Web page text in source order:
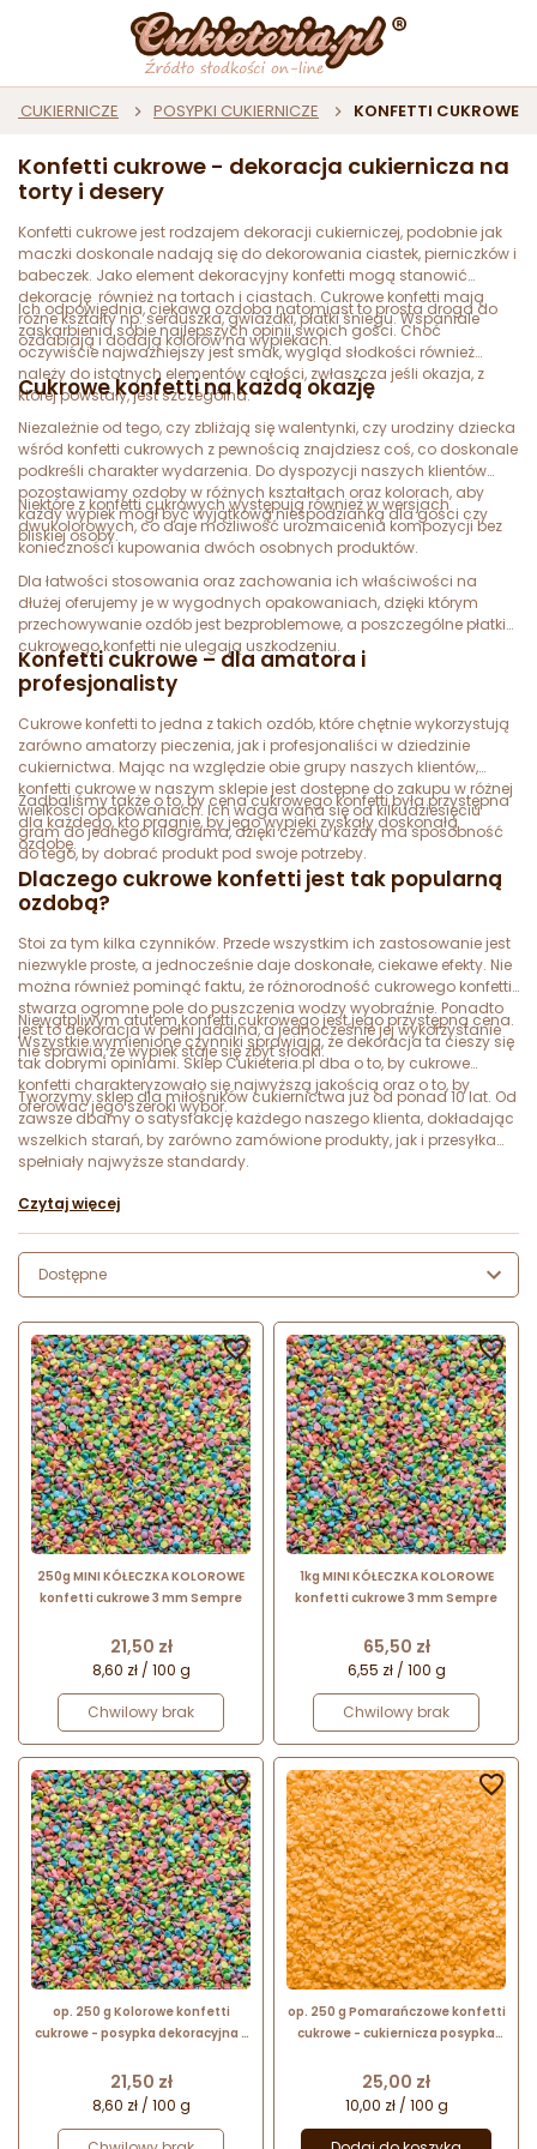
CUKIERNICZE POSYPKI CUKIERNICZE KONFETTI CUKROWE
Konfetti cukrowe - dekoracja cukiernicza na
torty i desery
Konfetti cukrowe jest rodzajem dekoracji cukierniczej, podobnie jak
maczki doskonale nadają się do dekorowania ciastek, pierniczków i
babeczek. Jako element dekoracyjny konfetti mogą stanowić
dekorację również na tortach i ciastach. Cukrowe konfetti mają
różne kształty np. serduszka, gwiazdki, płatki śniegu. Wspaniale
ozdabiają i dodają kolorów na wypiekach.
Ich odpowiednia, ciekawa ozdoba natomiast to prosta droga do
zaskarbienia sobie najlepszych opinii swoich gości. Choć
oczywiście najważniejszy jest smak, wygląd słodkości również
należy do istotnych elementów całości, zwłaszcza jeśli okazja, z
której powstały, jest szczególna.
Cukrowe konfetti na każdą okazję
Niezależnie od tego, czy zbliżają się walentynki, czy urodziny dziecka
wśród konfetti cukrowych z pewnością znajdziesz coś, co doskonale
podkreśli charakter wydarzenia. Do dyspozycji naszych klientów
pozostawiamy ozdoby w różnych kształtach oraz kolorach, aby
każdy wypiek mógł być wyjątkową niespodzianką dla gości czy
bliskiej osoby.
Niektóre z konfetti cukrowych występują również w wersjach
dwukolorowych, co daje możliwość urozmaicenia kompozycji bez
konieczności kupowania dwóch osobnych produktów.
Dla łatwości stosowania oraz zachowania ich właściwości na
dłużej oferujemy je w wygodnych opakowaniach, dzięki którym
przechowywanie ozdób jest bezproblemowe, a poszczególne płatki
cukrowego konfetti nie ulegają uszkodzeniu.
Konfetti cukrowe – dla amatora i
profesjonalisty
Cukrowe konfetti to jedna z takich ozdób, które chętnie wykorzystują
zarówno amatorzy pieczenia, jak i profesjonaliści w dziedzinie
cukiernictwa. Mając na względzie obie grupy naszych klientów,
konfetti cukrowe w naszym sklepie jest dostępne do zakupu w różnej
wielkości opakowaniach. Ich waga waha się od kilkudziesięciu
gram do jednego kilograma, dzięki czemu każdy ma sposobność
do tego, by dobrać produkt pod swoje potrzeby.
Zadbaliśmy także o to, by cena cukrowego konfetti była przystępna
dla każdego, kto pragnie, by jego wypieki zyskały doskonałą
ozdobę.
Dlaczego cukrowe konfetti jest tak popularną
ozdobą?
Stoi za tym kilka czynników. Przede wszystkim ich zastosowanie jest
niezwykle proste, a jednocześnie daje doskonałe, ciekawe efekty. Nie
można również pominąć faktu, że różnorodność cukrowego konfetti
stwarza ogromne pole do puszczenia wodzy wyobraźnie. Ponadto
jest to dekoracja w pełni jadalna, a jednocześnie jej wykorzystanie
nie sprawia, że wypiek staje się zbyt słodki.
Niewątpliwym atutem konfetti cukrowego jest jego przystępna cena.
Wszystkie wymienione czynniki sprawiają, że dekoracja ta cieszy się
tak dobrymi opiniami. Sklep Cukieteria.pl dba o to, by cukrowe
konfetti charakteryzowało się najwyższą jakością oraz o to, by
oferować jego szeroki wybór.
Tworzymy sklep dla miłośników cukiernictwa już od ponad 10 lat. Od
zawsze dbamy o satysfakcję każdego naszego klienta, dokładając
wszelkich starań, by zarówno zamówione produkty, jak i przesyłka
spełniały najwyższe standardy.
Czytaj więcej
Dostępne
250g MINI KÓŁECZKA KOLOROWE
konfetti cukrowe 3 mm Sempre
Cena
21,50 zł
8,60 zł / 100 g
Chwilowy brak

1kg MINI KÓŁECZKA KOLOROWE
konfetti cukrowe 3 mm Sempre
Cena
65,50 zł
6,55 zł / 100 g
Chwilowy brak

op. 250 g Kolorowe konfetti
cukrowe - posypka dekoracyjna -
Cena
21,50 zł
8,60 zł / 100 g

op. 250 g Pomarańczowe konfetti
cukrowe - cukiernicza posypka
Cena
25,00 zł
10,00 zł / 100 g
